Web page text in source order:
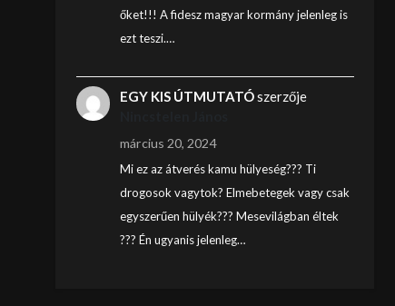
őket!!! A fidesz magyar kormány jelenleg is
ezt teszi.…
EGY KIS ÚTMUTATÓszerzője
március 20, 2024
Mi ez az átverés kamu hülyeség??? Ti
drogosok vagytok? Elmebetegek vagy csak
egyszerűen hülyék??? Mesevilágban éltek
??? Én ugyanis jelenleg…